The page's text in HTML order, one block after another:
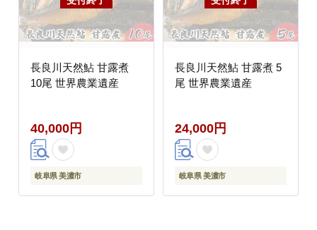
長良川天然鮎 甘露煮
10尾 世界農業遺産
40,000円
岐阜県 美濃市
長良川天然鮎 甘露煮 5
尾 世界農業遺産
24,000円
岐阜県 美濃市